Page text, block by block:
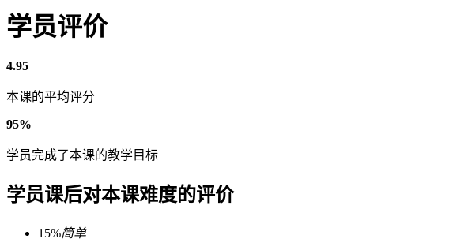
学员评价
4.95
本课的平均评分
95%
学员完成了本课的教学目标
学员课后对本课难度的评价
15%简单